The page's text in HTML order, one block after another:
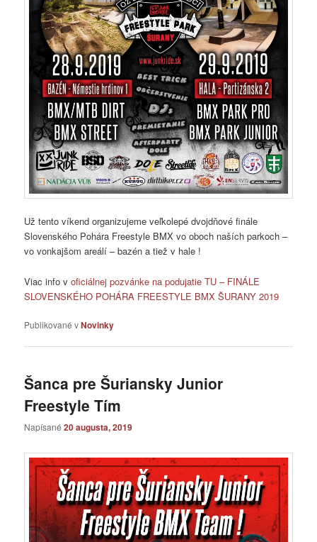
Už tento víkend organizujeme veľkolepé dvojdňové finále
Slovenského Pohára Freestyle BMX vo oboch naších parkoch –
vo vonkajšom areálí – bazén a tiež v hale !
Viac info voficiálnej pozvánke na podujatie TU – FINÁLE
SLOVENSKÉHO POHÁRA FREESTYLE BMX ŠURANY 2019
Publikované vNovinky
Šanca pre Šuriansky Junior
Freestyle Tím
Napísané20 augusta, 2019